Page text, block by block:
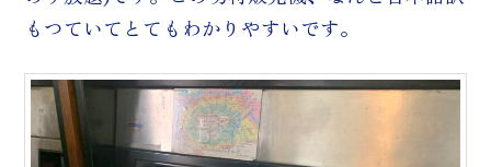
もつていてとてもわかりやすいです。